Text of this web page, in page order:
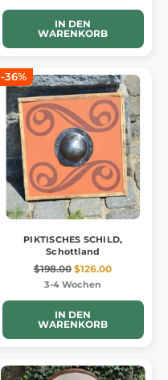
IN DEN
WARENKORB
-36%
PIKTISCHES SCHILD,
Schottland
$198.00 $126.00
3-4 Wochen
IN DEN
WARENKORB